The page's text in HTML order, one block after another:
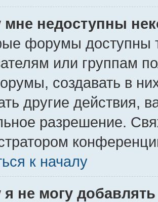
мне недоступны
форумы доступны
или группам
создавать в
другие действия,
разрешение.
к началу
я не могу